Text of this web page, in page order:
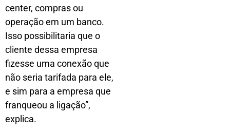
center, compras ou
operação em um banco.
Isso possibilitaria que o
cliente dessa empresa
fizesse uma conexão que
não seria tarifada para ele,
e sim para a empresa que
franqueou a ligação”,
explica.